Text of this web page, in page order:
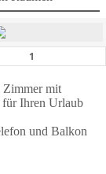
Zimmer mit
für Ihren Urlaub
und Balkon